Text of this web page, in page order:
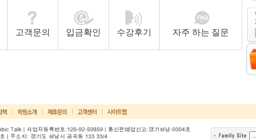
고객문의 입금확인 수강후기 자주 하는 질문